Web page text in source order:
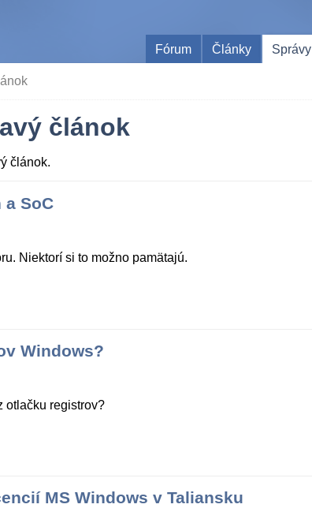
Fórum
Články Správy
článok
článok.
SoC
Niektorí si to možno pamätajú.
Windows?
otlačku registrov?
MS Windows v Taliansku